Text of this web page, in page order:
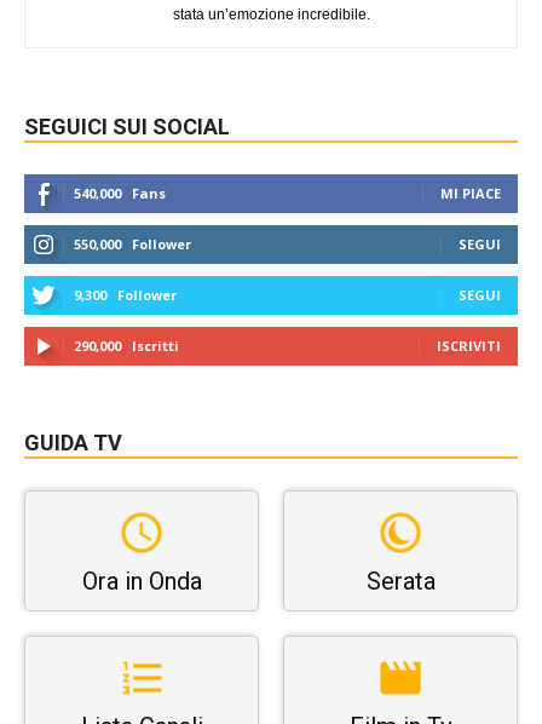
stata un’emozione incredibile.
SEGUICI SUI SOCIAL
540,000 Fans MI PIACE
550,000 Follower SEGUI
9,300 Follower SEGUI
290,000 Iscritti ISCRIVITI
GUIDA TV
Ora in Onda Serata